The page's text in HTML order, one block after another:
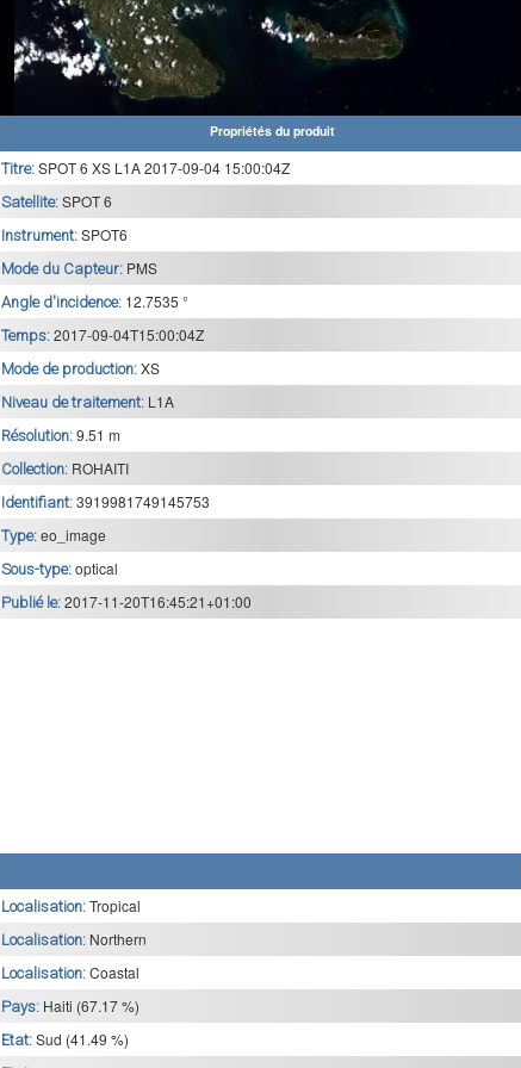
Propriétés du produit
Titre: SPOT 6 XS L1A 2017-09-04 15:00:04Z
Satellite: SPOT 6
Instrument: SPOT6
Mode du Capteur: PMS
Angle d'incidence: 12.7535 °
Temps: 2017-09-04T15:00:04Z
Mode de production: XS
Niveau de traitement: L1A
Résolution: 9.51 m
Collection: ROHAITI
Identifiant: 3919981749145753
Type: eo_image
Sous-type: optical
Publié le: 2017-11-20T16:45:21+01:00
Localisation: Tropical
Localisation: Northern
Localisation: Coastal
Pays: Haiti (67.17 %)
Etat: Sud (41.49 %)